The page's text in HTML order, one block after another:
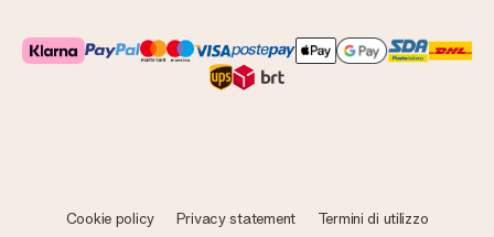
Cookie policy Privacy statement
Termini di utilizzo